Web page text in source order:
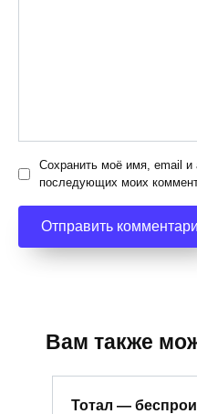
Сохранить моё имя, email и
последующих моих
Вам также
Тотал —